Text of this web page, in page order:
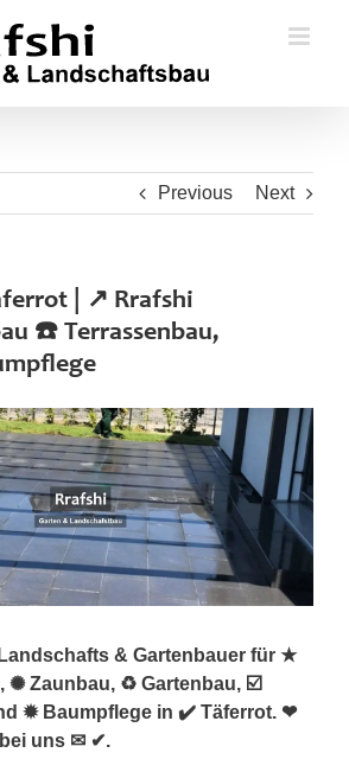
Previous Next
| ↗️ Rrafshi
☎️ Terrassenbau,
& Gartenbauer für ★
✺ Zaunbau, ♻ Gartenbau, ☑️
✹ Baumpflege in ✔️ Täferrot. ❤
uns ✉ ✔.